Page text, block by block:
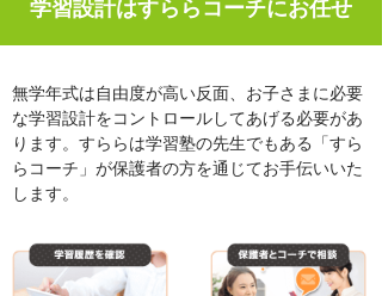
学習設計はすららコーチにお任せ
無学年式は自由度が高い反面、お子さまに必要
な学習設計をコントロールしてあげる必要があ
ります。すららは学習塾の先生でもある「すら
らコーチ」が保護者の方を通じてお手伝いいた
します。